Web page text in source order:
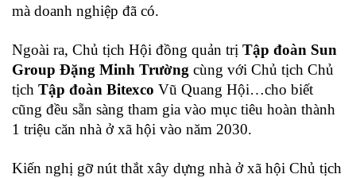
mà doanh nghiệp đã có.
Ngoài ra, Chủ tịch Hội đồng quản trị Tập đoàn Sun
Group Đặng Minh Trường cùng với Chủ tịch Chủ
tịch Tập đoàn Bitexco Vũ Quang Hội…cho biết
cũng đều sẵn sàng tham gia vào mục tiêu hoàn thành
1 triệu căn nhà ở xã hội vào năm 2030.
Kiến nghị gỡ nút thắt xây dựng nhà ở xã hội Chủ tịch